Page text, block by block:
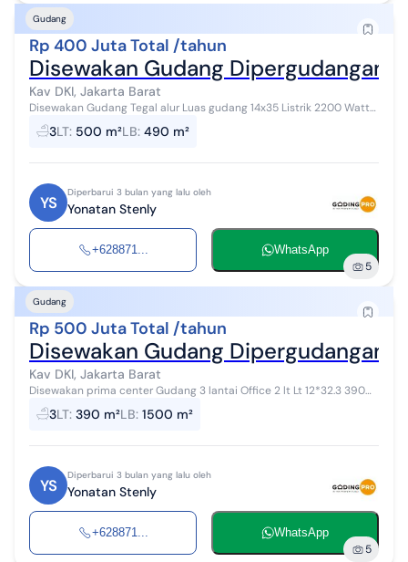
Gudang
Rp 400 Juta Total /tahun
Disewakan Gudang Dipergudangan
Kav DKI, Jakarta Barat
Disewakan Gudang Tegal alur Luas gudang 14x35 Listrik 2200 Watt
Air sumur pompa Kondisi masih bagus dan belum di renov Harga
sewa 400jt/th...
3LT: 500 m²LB: 490 m²
YS
Diperbarui 3 bulan yang lalu oleh
Yonatan Stenly
+628871... WhatsApp
5
Gudang
Rp 500 Juta Total /tahun
Disewakan Gudang Dipergudangan
Kav DKI, Jakarta Barat
Disewakan prima center Gudang 3 lantai Office 2 lt Lt 12*32.3 390
m2 Lb 1500 m2 Tidak ada lift barang 2 ton Listrik 6.600 va Hadap
utara Air sumur...
3LT: 390 m²LB: 1500 m²
YS
Diperbarui 3 bulan yang lalu oleh
Yonatan Stenly
+628871... WhatsApp
5